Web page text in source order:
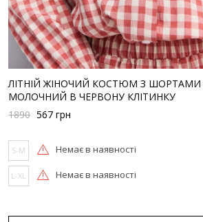
ЛІТНІЙ ЖІНОЧИЙ КОСТЮМ З
МОЛОЧНИЙ В ЧЕРВОНУ КЛІТИНКУ
1890 567 грн
S-M Немає в наявності
L-XL Немає в наявності